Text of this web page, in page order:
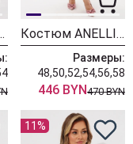
розовый Костюм ANELLI LAUREL 1899 пудровые прелести
Размеры:
48,50,52,54,56,58
446 BYN470 BYN
11%